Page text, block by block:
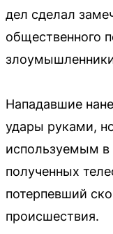
дел сделал
общественного
Нападавшие
удары руками,
используемым в
полученных
потерпевший
происшествия.